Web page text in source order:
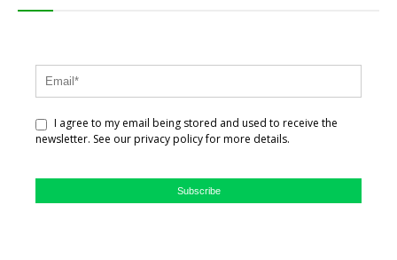
I agree to my email being stored and used to receive the
newsletter. See our privacy policy for more details.
Subscribe